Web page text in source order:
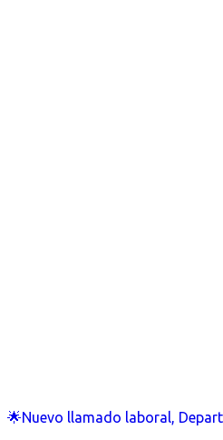
🌟Nuevo llamado laboral,